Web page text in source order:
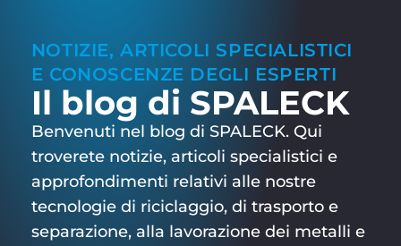
NOTIZIE, ARTICOLI SPECIALISTICI
E CONOSCENZE DEGLI ESPERTI
Il blog di SPALECK
Benvenuti nel blog di SPALECK. Qui
troverete notizie, articoli specialistici e
approfondimenti relativi alle nostre
tecnologie di riciclaggio, di trasporto e
separazione, alla lavorazione dei metalli e